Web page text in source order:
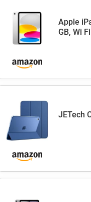
Apple
GB, Wi
JETech